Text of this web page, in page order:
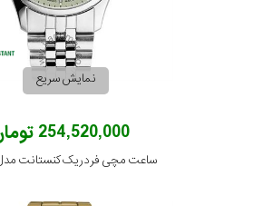
نمایش سریع
254,520,000 تومان